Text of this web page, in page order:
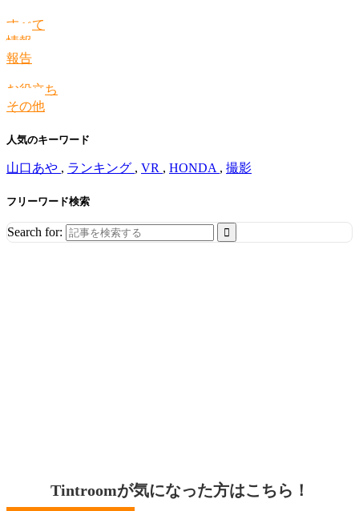
すべて
情報
報告
お役立ち
その他
人気のキーワード
山口あや , ランキング , VR , HONDA , 撮影
フリーワード検索
Search for:
Tintroomが気になった方はこちら！